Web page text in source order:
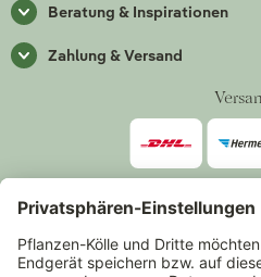
Beratung & Inspirationen
Zahlung & Versand